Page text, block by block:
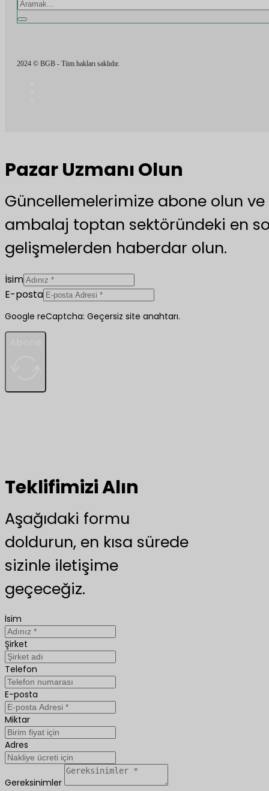
2024 © BGB - Tüm hakları saklıdır.
Pazar Uzmanı Olun
Güncellemelerimize abone olun
ambalaj toptan sektöründeki en
gelişmelerden haberdar olun.
İsim
E-posta
Google reCaptcha: Geçersiz site anahtarı.
Teklifimizi Alın
Aşağıdaki formu
doldurun, en kısa sürede
sizinle iletişime
geçeceğiz.
İsim
Şirket
Telefon
E-posta
Miktar
Adres
Gereksinimler